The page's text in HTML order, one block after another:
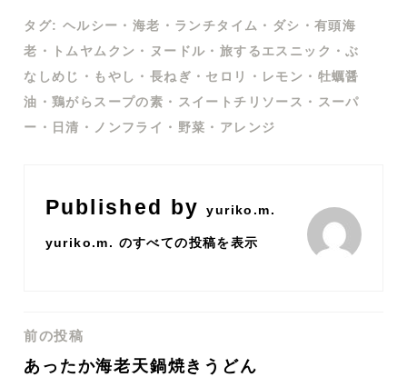
タグ: ヘルシー ・ 海老 ・ ランチタイム ・ ダシ ・有頭海
老 ・ トムヤムクン ・ ヌードル ・ 旅するエスニック ・ぶ
なしめじ ・ もやし ・ 長ねぎ ・ セロリ ・ レモン ・ 牡蠣醤
油 ・ 鶏がらスープの素 ・ スイートチリソース ・ スーパ
ー ・ 日清 ・ ノンフライ ・ 野菜 ・ アレンジ
Published byyuriko.m.
yuriko.m. のすべての投稿を表示
投
前の投稿
あったか海老天鍋焼きうどん